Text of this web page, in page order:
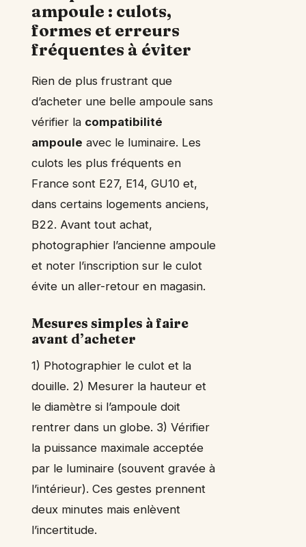
ampoule : culots,
formes et erreurs
fréquentes à éviter
Rien de plus frustrant que
d’acheter une belle ampoule sans
vérifier la compatibilité
ampoule avec le luminaire. Les
culots les plus fréquents en
France sont E27, E14, GU10 et,
dans certains logements anciens,
B22. Avant tout achat,
photographier l’ancienne ampoule
et noter l’inscription sur le culot
évite un aller-retour en magasin.
Mesures simples à faire
avant d’acheter
1) Photographier le culot et la
douille. 2) Mesurer la hauteur et
le diamètre si l’ampoule doit
rentrer dans un globe. 3) Vérifier
la puissance maximale acceptée
par le luminaire (souvent gravée à
l’intérieur). Ces gestes prennent
deux minutes mais enlèvent
l’incertitude.